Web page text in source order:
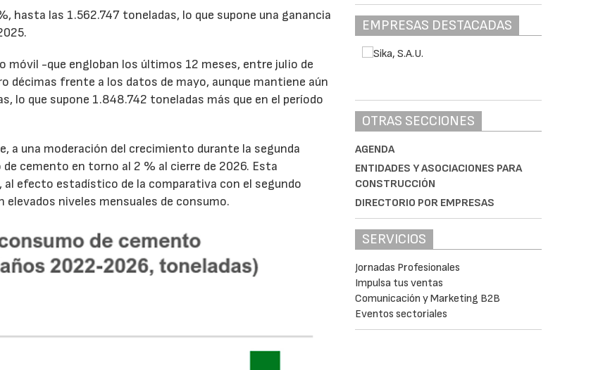
hasta las 1.562.747 toneladas, lo que supone una ganancia
móvil -que engloban los últimos 12 meses, entre julio de
décimas frente a los datos de mayo, aunque mantiene aún
lo que supone 1.848.742 toneladas más que en el período
a una moderación del crecimiento durante la segunda
cemento en torno al 2 % al cierre de 2026. Esta
efecto estadístico de la comparativa con el segundo
niveles mensuales de consumo.
EMPRESAS DESTACADAS
OTRAS SECCIONES
AGENDA
ENTIDADES Y ASOCIACIONES PARA
CONSTRUCCIÓN
DIRECTORIO POR EMPRESAS
SERVICIOS
Jornadas Profesionales
Impulsa tus ventas
Comunicación y Marketing B2B
Eventos sectoriales